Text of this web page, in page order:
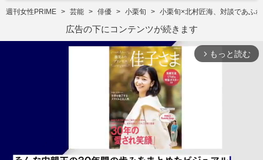
週刊女性PRIME 芸能 俳優 小栗旬 小栗旬×北村匠海、対談であふ
広告の下にコンテンツが続きます
arrow_forward_ios もっと読む